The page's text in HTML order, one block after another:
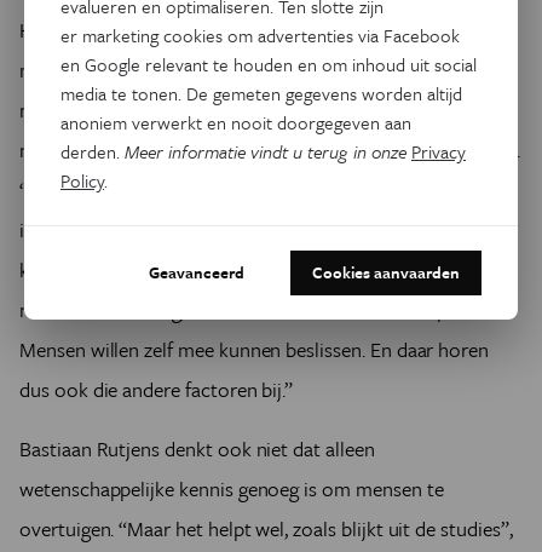
Habets denkt dus niet dat wetenschappelijke kennis alleen
mensen over kan halen om anders over genetische
modificatie te denken. “Je moet maatschappelijke kwesties
niet versmallen tot een wetenschappelijke kwestie”, zegt ze.
“Wanneer we willen dat nieuwe technologie ingebed wordt
in de maatschappij, dan tellen niet alleen de risico’s. Dan
kunnen wetenschappers niet zeggen: ‘genetische
modificatie is veilig, dus moeten mensen het accepteren’.
Mensen willen zelf mee kunnen beslissen. En daar horen
dus ook die andere factoren bij.”
Bastiaan Rutjens denkt ook niet dat alleen
wetenschappelijke kennis genoeg is om mensen te
overtuigen. “Maar het helpt wel, zoals blijkt uit de studies”,
evalueren en optimaliseren. Ten slotte zijn
er marketing cookies om advertenties via Facebook
en Google relevant te houden en om inhoud uit social
media te tonen. De gemeten gegevens worden altijd
anoniem verwerkt en nooit doorgegeven aan
derden.Meer informatie vindt u terug in onze Privacy
Policy.
Geavanceerd Cookies aanvaarden